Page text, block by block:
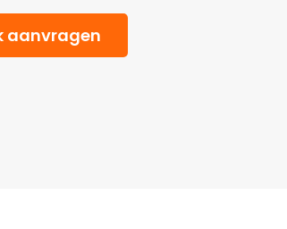
aanvragen